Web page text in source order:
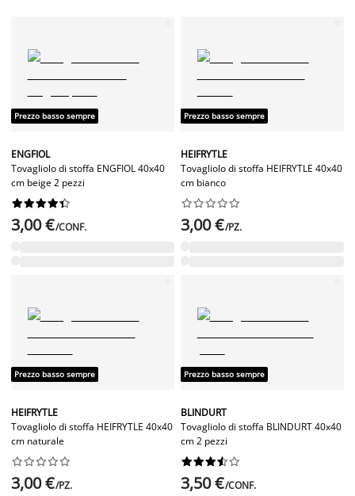
Prezzo basso sempre
ENGFIOL
Tovagliolo di stoffa ENGFIOL 40x40
cm beige 2 pezzi






3,00 €/CONF.
Prezzo basso sempre
HEIFRYTLE
Tovagliolo di stoffa HEIFRYTLE 40x40
cm bianco






3,00 €/PZ.
Prezzo basso sempre
HEIFRYTLE
Tovagliolo di stoffa HEIFRYTLE 40x40
cm naturale






3,00 €/PZ.
Prezzo basso sempre
BLINDURT
Tovagliolo di stoffa BLINDURT 40x40
cm 2 pezzi






3,50 €/CONF.